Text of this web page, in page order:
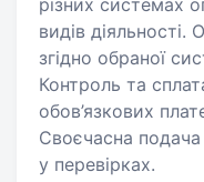
різних системах
видів діяльності.
згідно обраної
Контроль та
обов’язкових
Своєчасна подача
у перевірках.